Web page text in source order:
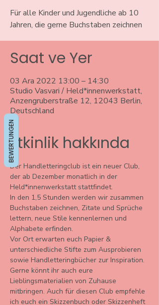
Für alle Kinder und Jugendliche ab 10
Jahren, die gerne Buchstaben zeichnen
Saat ve Yer
03 Ara 2022 13:00 – 14:30
Studio Vasvari / Held*innenwerkstatt,
Anzengruberstraße 12, 12043 Berlin,
Deutschland
Etkinlik hakkında
Der Handletteringclub ist ein neuer Club,
der ab Dezember monatlich in der
Held*innenwerkstatt stattfindet.
In den 1,5 Stunden werden wir zusammen
Buchstaben zeichnen, Zitate und Sprüche
lettern, neue Stile kennenlernen und
Alphabete erfinden.
Vor Ort erwarten euch Papier &
unterschiedliche Stifte zum Ausprobieren
sowie Handletteringbücher zur Inspiration.
Gerne könnt ihr auch eure
Lieblingsmaterialien von Zuhause
mitbringen. Auch für diesen Club empfehle
ich euch ein Skizzenbuch oder Skizzenheft
BEWERTUNGEN